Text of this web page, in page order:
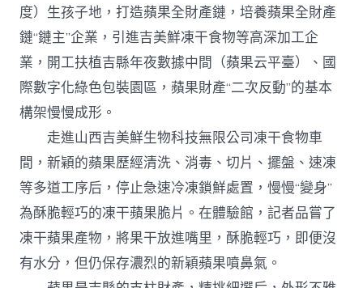
度）生孩子地，打造蘋果全財產鏈，培養蘋果全財產
鏈“鏈主”企業，引進吉美鮮凍干食物等高深加工企
業，開工扶植吉縣年夜數據中間（蘋果云平臺）、國
際數字化綠色包裝園區，蘋果財產“二次反動”的基本
構架慢慢成形。
走進山西吉美鮮生物科技無限公司凍干食物車
間，新穎的蘋果歷經清洗、消毒、切片、擺盤、速凍
等多道工序后，停止急速冷凍鎖鮮處置，慢慢“變身”
為酥脆輕巧的凍干蘋果脆片。在體驗館，記者品嘗了
凍干蘋果產物，將果干放進嘴里，酥脆輕巧，即便沒
有水分，但仍保存濃烈的新穎蘋果噴鼻氣。